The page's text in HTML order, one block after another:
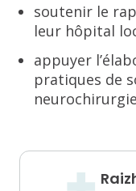
soutenir le
leur hôpital
appuyer
pratiques de